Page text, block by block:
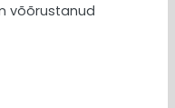
võõrustanud